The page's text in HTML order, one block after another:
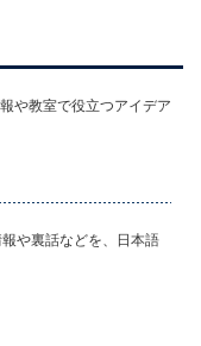
や教室で役立つアイデア
や裏話などを、日本語